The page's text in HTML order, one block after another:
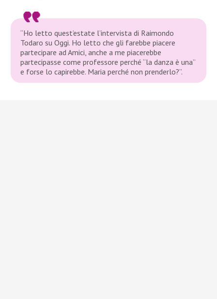
“Ho letto quest’estate l’intervista di Raimondo
Todaro su Oggi. Ho letto che gli farebbe piacere
partecipare ad Amici, anche a me piacerebbe
partecipasse come professore perché “la danza è una”
e forse lo capirebbe. Maria perché non prenderlo?”.